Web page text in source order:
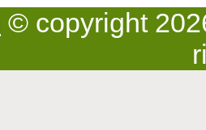
© copyright